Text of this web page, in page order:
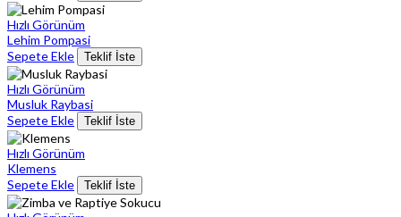
Hızlı Görünüm
Lehim Pompasi
Sepete Ekle
Teklif İste
Hızlı Görünüm
Musluk Raybasi
Sepete Ekle
Teklif İste
Hızlı Görünüm
Klemens
Sepete Ekle
Teklif İste